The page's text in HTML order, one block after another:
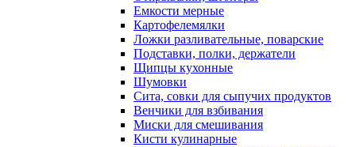
Емкости мерные
Картофелемялки
Ложки разливательные, поварские
Подставки, полки, держатели
Щипцы кухонные
Шумовки
Сита, совки для сыпучих продуктов
Венчики для взбивания
Миски для смешивания
Кисти кулинарные